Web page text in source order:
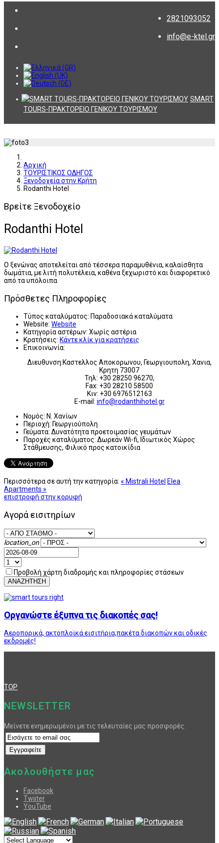
2821093052
info@e-ktel.gr
SMART
TOURS-ΠΡΑΚΤΟΡΕΙΟ ΓΕΝΙΚΟΥ ΤΟΥΡΙΣΜΟΥ
Αρχική
ΤΟΥΡΙΣΤΙΚΟΣ ΟΔΗΓΟΣ
Ξενοδοχεία στην Κρήτη
Rodanthi Hotel
Βρείτε Ξενοδοχείο
Rodanthi Hotel
Ο ξενώνας αποτελείται από τέσσερα παραμυθένια, καλαίσθητα
δωμάτια, με λιτή πολυτέλεια, καθένα ξεχωριστό και διαφορετικό
από τα υπόλοιπα
Πρόσθετες Πληροφορίες
Τύπος καταλύματος: Παραδοσιακά καταλύματα
Website: Website
Κατηγορία αστέρων: Χωρίς αστέρια
Κρατήσεις: Κάντε κλίκ για κρατήσεις
Επικοινωνία:
Διευθυνση:Καστελλος Αποκορωνου, Γεωργιουπολη, Χανια,
Κρητη 73007
Τηλ: +30 28250 96270,
Fax: +30 28210 58500
Κιν: +30 6976512163
E-mail: info@rodanthihotel.gr
Νομός: Ν. Χανίων
Περιοχή: Γεωργιούπολη
Γεύματα: Δυνατότητα προετοιμασίας γευμάτων
Παροχές καταλύματος: Δωρεάν Wi-fi, Ιδιωτικός Χώρος
Στάθμευσης, Φιλικό προς κατοικίδια
Περισσότερα σε αυτή την κατηγορία: « Mistrali Hotel Elea
Apartments »
επιστροφή στην κορυφή
Αγορά εισιτηρίων
location_on
Προβολή χάρτη διαδρομής και πληροφορίες στάσεων
ΑΝΑΖΗΤΗΣΗ
Οργανώστε έξυπνα τις διακοπές σας!
Αεροπορικά, ακτοπλοϊκά εισιτήρια,πακέτα διακοπών και οδικές
εκδρομές!
TOP
NEWSLETTER
Μείνετε ενημερωμένοι με τις τελευταίες μας προσφορές.
Ακολουθήστε μας
Facebook
Twiiter
YouTube